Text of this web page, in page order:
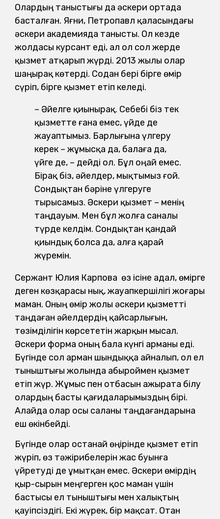
Олардың таныстығы да әскери ортада
басталған. Яғни, Петропавл қаласындағы
әскери академияда танысты. Ол кезде
жолдасы курсант еді, ал ол сол жерде
қызмет атқарып жүрді. 2013 жылы олар
шаңырақ көтерді. Содан бері бірге өмір
сүріп, бірге қызмет етіп келеді.
– Әйелге қиынырақ. Себебі біз тек
қызметте ғана емес, үйде де
жауаптымыз. Барлығына үлгеру
керек – жұмысқа да, балаға да,
үйге де, – дейді ол. Бұл оңай емес.
Бірақ біз, әйелдер, мықтымыз ғой.
Сондықтан бәріне үлгеруге
тырысамыз. Әскери қызмет – менің
таңдауым. Мен бұл жолға саналы
түрде келдім. Сондықтан қандай
қиындық болса да, алға қарай
жүремін.
Сержант Юлия Карпова өз ісіне адал, өмірге
деген көзқарасы нық, жауапкершілігі жоғары
маман. Оның өмір жолы әскери қызметті
таңдаған әйелдердің қайсарлығын,
төзімділігін көрсететін жарқын мысал.
Әскери форма оның бала күнгі арманы еді.
Бүгінде сол арман шындыққа айналып, ол ел
тыныштығы жолында абыроймен қызмет
етіп жүр. Жұмыс пен отбасын ажырата білу
олардың басты қағидаларымыздың бірі.
Алайда олар осы саланы таңдағандарына
еш өкінбейді.
Бүгінде олар Қостанай өңірінде қызмет етіп
жүріп, өз тәжірибелерін жас буынға
үйретуді де ұмытқан емес. Әскери өмірдің
қыр-сырын меңгерген қос маман үшін
бастысы ел тыныштығы мен халықтың
қауіпсіздігі. Екі жүрек, бір мақсат. Отан